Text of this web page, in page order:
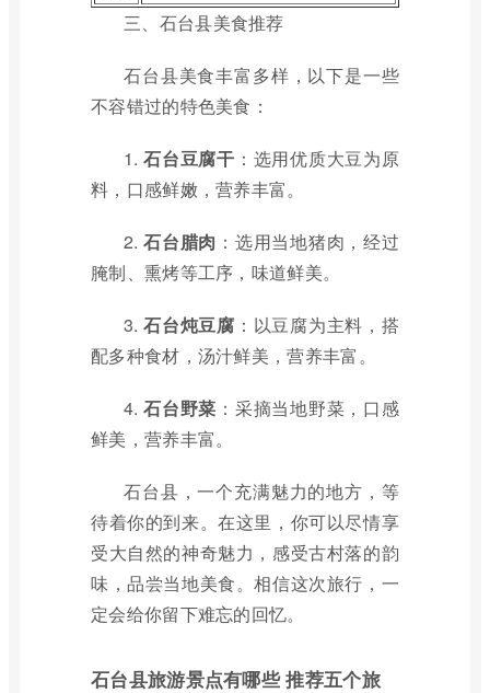
三、石台县美食推荐
石台县美食丰富多样，以下是一些
不容错过的特色美食：
1.石台豆腐干 ：选用优质大豆为原
料，口感鲜嫩，营养丰富。
2.石台腊肉 ：选用当地猪肉，经过
腌制、熏烤等工序，味道鲜美。
3.石台炖豆腐 ：以豆腐为主料，搭
配多种食材，汤汁鲜美，营养丰富。
4.石台野菜 ：采摘当地野菜，口感
鲜美，营养丰富。
石台县，一个充满魅力的地方，等
待着你的到来。在这里，你可以尽情享
受大自然的神奇魅力，感受古村落的韵
味，品尝当地美食。相信这次旅行，一
定会给你留下难忘的回忆。
石台县旅游景点有哪些 推荐五个旅